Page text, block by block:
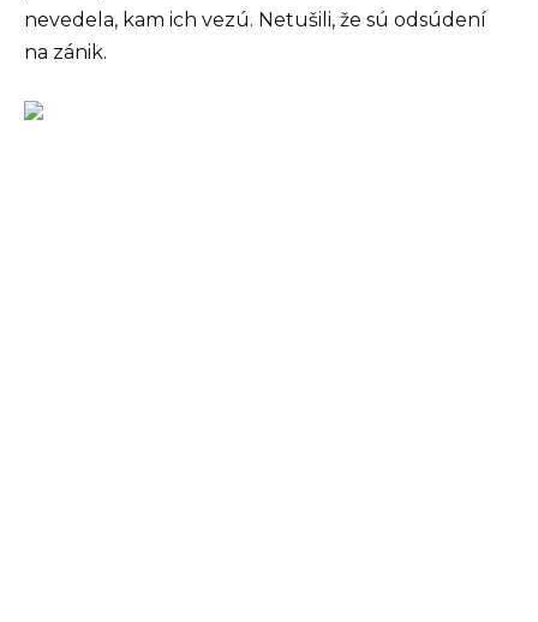
nevedela, kam ich vezú. Netušili, že sú odsúdení
na zánik.